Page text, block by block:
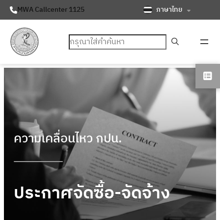
MWA Callcenter 1125 ภาษาไทย
ค้นหา
ความเคลื่อนไหว กปน.
ประกาศจัดซื้อ-จัดจ้าง